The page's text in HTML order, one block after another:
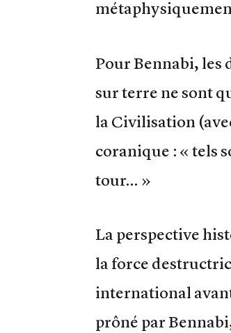
Pour Bennabi,
sur terre ne sont
la Civilisation
coranique : « tels
tour… »
La perspective
la force
international
prôné par